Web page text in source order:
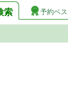
索 予約ベ